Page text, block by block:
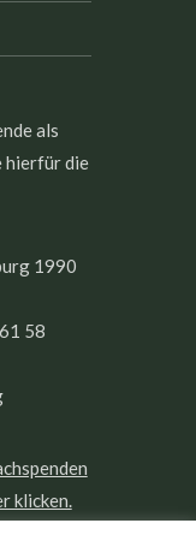
als
hierfür die
1990
58
klicken.